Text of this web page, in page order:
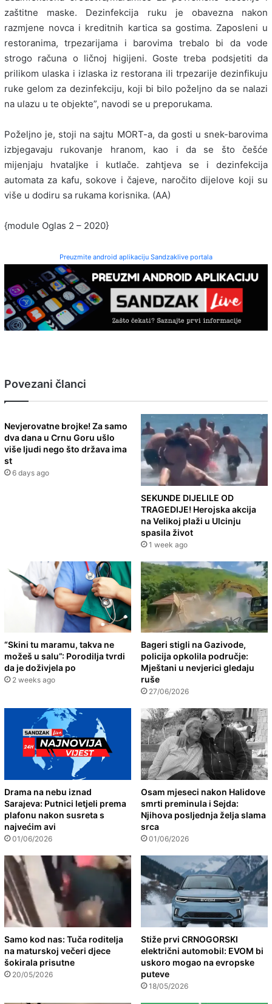
zaštitne maske. Dezinfekcija ruku je obavezna nakon
razmjene novca i kreditnih kartica sa gostima. Zaposleni u
restoranima, trpezarijama i barovima trebalo bi da vode
strogo računa o ličnoj higijeni. Goste treba podsjetiti da
prilikom ulaska i izlaska iz restorana ili trpezarije dezinfikuju
ruke gelom za dezinfekciju, koji bi bilo poželjno da se nalazi
na ulazu u te objekte”, navodi se u preporukama.
Poželjno je, stoji na sajtu MORT-a, da gosti u snek-barovima
izbjegavaju rukovanje hranom, kao i da se što češće
mijenjaju hvataljke i kutlače. zahtjeva se i dezinfekcija
automata za kafu, sokove i čajeve, naročito dijelove koji su
više u dodiru sa rukama korisnika. (AA)
{module Oglas 2 – 2020}
Preuzmite android aplikaciju Sandzaklive portala
Povezani članci
Nevjerovatne brojke! Za samo
dva dana u Crnu Goru ušlo
više ljudi nego što država ima
st
6 days ago
SEKUNDE DIJELILE OD
TRAGEDIJE! Herojska akcija
na Velikoj plaži u Ulcinju
spasila život
1 week ago
“Skini tu maramu, takva ne
možeš u salu”: Porodilja tvrdi
da je doživjela po
2 weeks ago
Bageri stigli na Gazivode,
policija opkolila područje:
Mještani u nevjerici gledaju
ruše
27/06/2026
Drama na nebu iznad
Sarajeva: Putnici letjeli prema
plafonu nakon susreta s
najvećim avi
01/06/2026
Osam mjeseci nakon Halidove
smrti preminula i Sejda:
Njihova posljednja želja slama
srca
01/06/2026
Samo kod nas: Tuča roditelja
na maturskoj večeri djece
šokirala prisutne
20/05/2026
Stiže prvi CRNOGORSKI
električni automobil: EVOM bi
uskoro mogao na evropske
puteve
18/05/2026